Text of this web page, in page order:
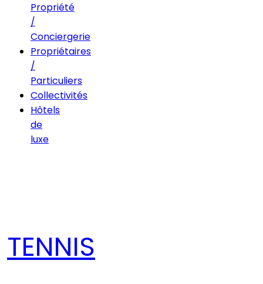
Propriété
/
Conciergerie
Propriétaires
/
Particuliers
Collectivités
Hôtels
de
luxe
TENNIS